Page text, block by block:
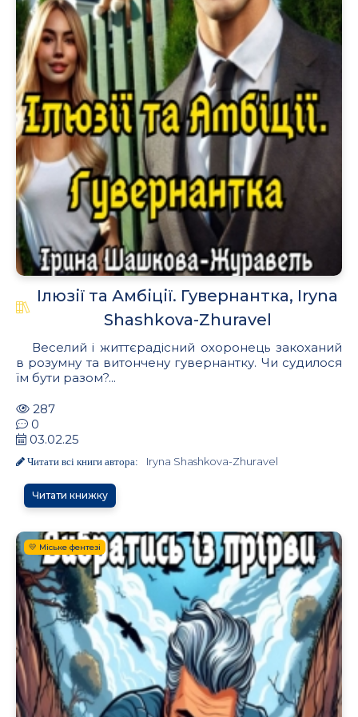
Ілюзії та Амбіції. Гувернантка, Iryna
Shashkova-Zhuravel
Веселий і життєрадісний охоронець закоханий
в розумну та витончену гувернантку. Чи судилося
їм бути разом?...
287
0
03.02.25
Читати всі книги автора: Iryna Shashkova-Zhuravel
Читати книжку
💛 Міське фентезі